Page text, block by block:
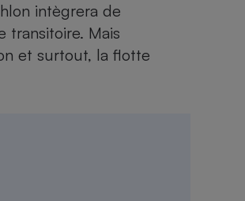
intègrera de
transitoire. Mais
et surtout, la flotte